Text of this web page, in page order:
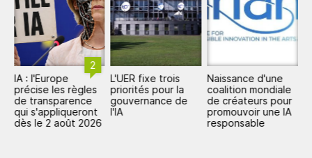
2
IA : l'Europe
précise les règles
de transparence
qui s'appliqueront
dès le 2 août 2026
L'UER fixe trois
priorités pour la
gouvernance de
l'IA
Naissance d'une
coalition mondiale
de créateurs pour
promouvoir une IA
responsable